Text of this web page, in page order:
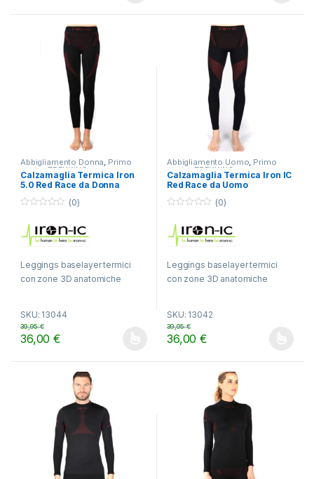
Abbigliamento Donna, Primo
strato TREKKING
Calzamaglia Termica Iron
5.0 Red Race da Donna
t
5
(0)
Leggings baselayer termici
con zone 3D anatomiche
SKU: 13044
36,00€
39,95€
Questo prodotto ha più varianti. Le opzioni possono essere
Abbigliamento Uomo, Primo
strato TREKKING
Calzamaglia Termica Iron IC
Red Race da Uomo
t
5
(0)
Leggings baselayer termici
con zone 3D anatomiche
SKU: 13042
36,00€
39,95€
Questo prodotto ha più